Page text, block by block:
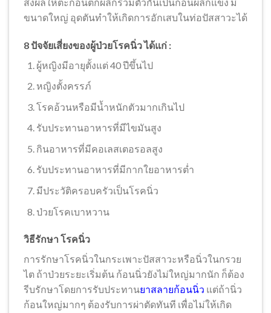
ขนาดใหญ่ อุดตันทำให้เกิดการอักเสบในท่อปัสสาวะได้
8 ปัจจัยเสี่ยงของผู้ป่วยโรคนิ่ว ได้แก่ :
ผู้หญิงมีอายุตั้งแต่ 40 ปีขึ้นไป
หญิงตั้งครรภ์
โรคอ้วนหรือมีน้ำหนักตัวมากเกินไป
รับประทานอาหารที่มีไขมันสูง
กินอาหารที่มีคอเลสเตอรอลสูง
รับประทานอาหารที่มีกากใยอาหารต่ำ
มีประวัติครอบครัวเป็นโรคนิ่ว
ป่วยโรคเบาหวาน
วิธีรักษา โรคนิ่ว
การรักษาโรคนิ่วในกระเพาะปัสสาวะหรือนิ่วในกรวย
ไต ถ้าป่วยระยะเริ่มต้น ก้อนนิ่วยังไม่ใหญ่มากนัก ก็ต้อง
รีบรักษาโดยการรับประทานยาสลายก้อนนิ่ว แต่ถ้านิ่ว
ก้อนใหญ่มากๆ ต้องรับการผ่าตัดทันที เพื่อไม่ให้เกิด